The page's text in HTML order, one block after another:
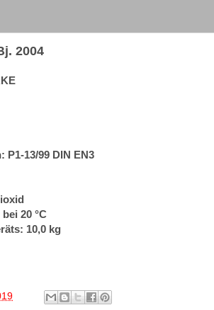
2004
P1-13/99 DIN EN3
20 °C
10,0 kg